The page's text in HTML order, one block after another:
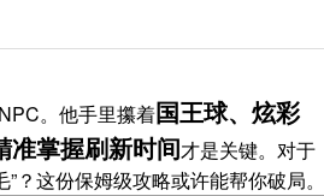
。他手里攥着国王球、炫彩
准掌握刷新时间才是关键。对于
？这份保姆级攻略或许能帮你破局。